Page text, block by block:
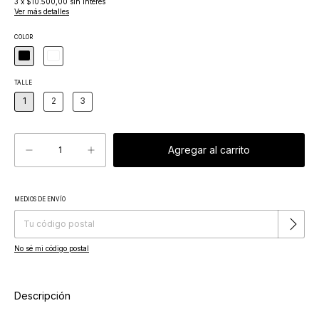
Ver más detalles
COLOR
TALLE
1 2 3
Entregas para el CP:
MEDIOS DE ENVÍO
No sé mi código postal
Descripción